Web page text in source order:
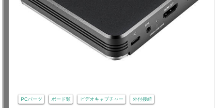
PCパーツ ボード類 ビデオキャプチャー 外付接続